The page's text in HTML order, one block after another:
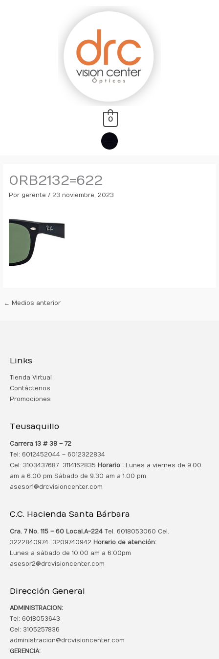
MENÚ
PRINCIPAL
0
0RB2132=622
Por gerente/23 noviembre, 2023
← Medios anterior
Links
Tienda Virtual
Contáctenos
Promociones
Teusaquillo
Carrera 13 # 38 – 72
Tel: 6012452044 – 6012322834
Cel: 3103437687 3114162835 Horario : Lunes a viernes de 9.00
am a 6.00 pm Sábado de 9.30 am a 1.00 pm
asesor1@drcvisioncenter.com
C.C. Hacienda Santa Bárbara
Cra. 7 No. 115 – 60 Local.A-224 Tel. 6018053060 Cel.
3222840974 3209740942 Horario de atención:
Lunes a sábado de 10.00 am a 6:00pm
asesor2@drcvisioncenter.com
Dirección General
ADMINISTRACION:
Tel: 6018053643
Cel: 3105257836
administracion@drcvisioncenter.com
GERENCIA: